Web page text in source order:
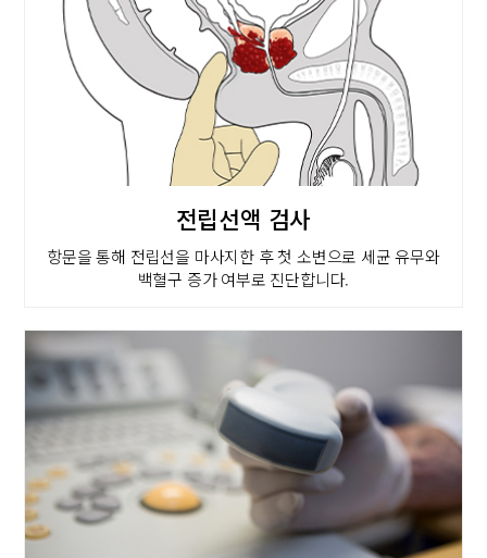
전립선액 검사
항문을 통해 전립선을 마사지한 후 첫 소변으로 세균 유무와
백혈구 증가 여부로 진단합니다.